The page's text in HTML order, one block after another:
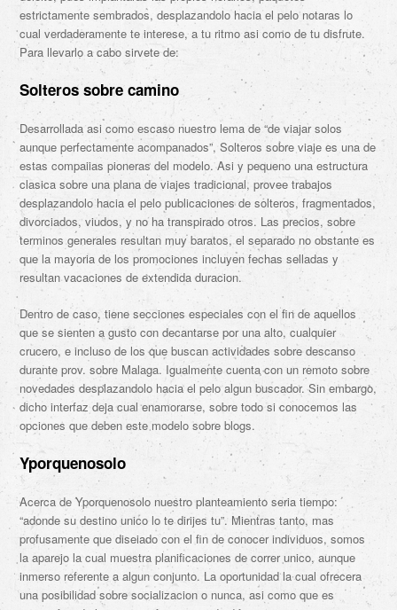
estrictamente sembrados, desplazandolo hacia el pelo notaras lo
cual verdaderamente te interese, a tu ritmo asi­ como de tu disfrute.
Para llevarlo a cabo sirvete de:
Solteros sobre camino
Desarrollada asi­ como escaso nuestro lema de “de viajar solos
aunque perfectamente acompanados”, Solteros sobre viaje es una de
estas compaiias pioneras del modelo. Asi y pequeno una estructura
clasica sobre una plana de viajes tradicional, provee trabajos
desplazandolo hacia el pelo publicaciones de solteros, fragmentados,
divorciados, viudos, y no ha transpirado otros. Las precios, sobre
terminos generales resultan muy baratos, el separado no obstante es
que la mayoria de los promociones incluyen fechas selladas y
resultan vacaciones de extendida duracion.
Dentro de caso, tiene secciones especiales con el fin de aquellos
que se sienten a gusto con decantarse por una alto, cualquier
crucero, e incluso de los que buscan actividades sobre descanso
durante prov. sobre Malaga. Igualmente cuenta con un remoto sobre
novedades desplazandolo hacia el pelo algun buscador. Sin embargo,
dicho interfaz deja cual enamorarse, sobre todo si conocemos las
opciones que deben este modelo sobre blogs.
Yporquenosolo
Acerca de Yporquenosolo nuestro planteamiento seri­a tiempo:
“adonde su destino unico lo te dirijes tu”. Mientras tanto, mas
profusamente que diseiado con el fin de conocer individuos, somos
la aparejo la cual muestra planificaciones de correr unico, aunque
inmerso referente a algun conjunto. La oportunidad la cual ofrecera
una posibilidad sobre socializacion o nunca, asi­ como que es